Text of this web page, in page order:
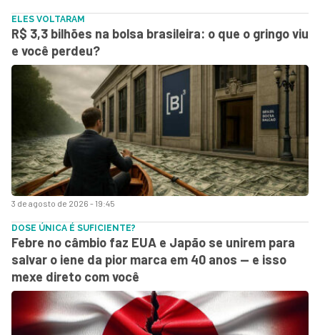
3 de agosto de 2026 - 19:45
ELES VOLTARAM
R$ 3,3 bilhões na bolsa brasileira: o que o gringo viu
e você perdeu?
DOSE ÚNICA É SUFICIENTE?
Febre no câmbio faz EUA e Japão se unirem para
salvar o iene da pior marca em 40 anos — e isso
mexe direto com você